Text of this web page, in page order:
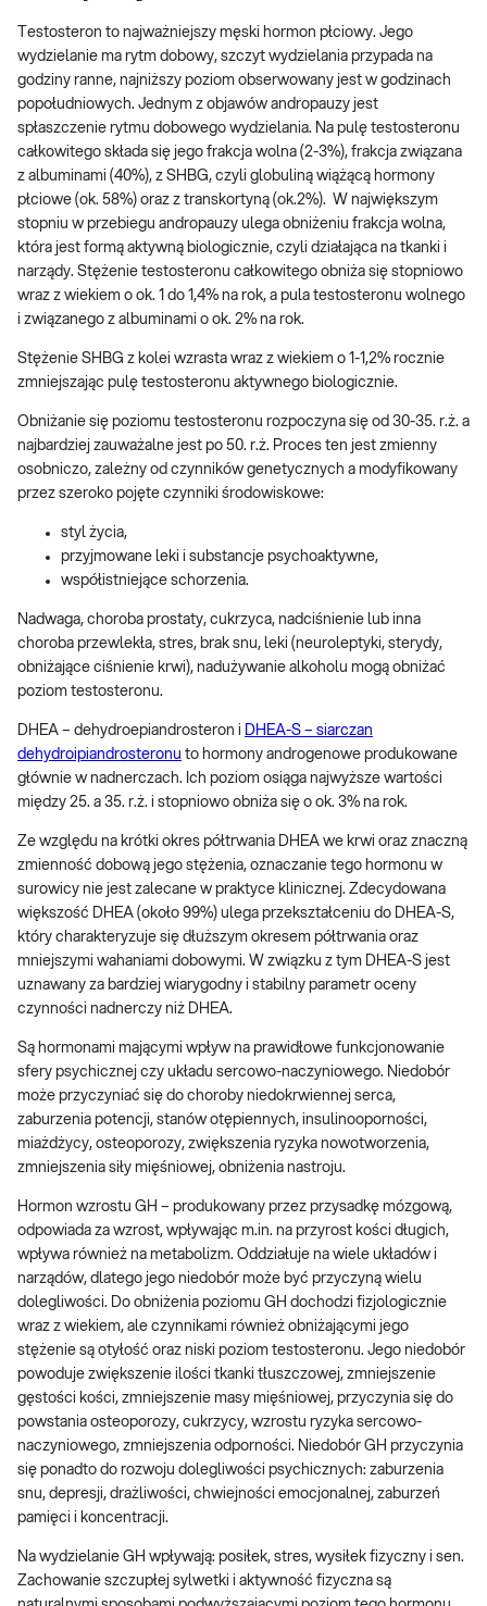
Testosteron to najważniejszy męski hormon płciowy. Jego
wydzielanie ma rytm dobowy, szczyt wydzielania przypada na
godziny ranne, najniższy poziom obserwowany jest w godzinach
popołudniowych. Jednym z objawów andropauzy jest
spłaszczenie rytmu dobowego wydzielania. Na pulę testosteronu
całkowitego składa się jego frakcja wolna (2-3%), frakcja związana
z albuminami (40%), z SHBG, czyli globuliną wiążącą hormony
płciowe (ok. 58%) oraz z transkortyną (ok.2%). W największym
stopniu w przebiegu andropauzy ulega obniżeniu frakcja wolna,
która jest formą aktywną biologicznie, czyli działająca na tkanki i
narządy. Stężenie testosteronu całkowitego obniża się stopniowo
wraz z wiekiem o ok. 1 do 1,4% na rok, a pula testosteronu wolnego
i związanego z albuminami o ok. 2% na rok.
Stężenie SHBG z kolei wzrasta wraz z wiekiem o 1-1,2% rocznie
zmniejszając pulę testosteronu aktywnego biologicznie.
Obniżanie się poziomu testosteronu rozpoczyna się od 30-35. r.ż. a
najbardziej zauważalne jest po 50. r.ż. Proces ten jest zmienny
osobniczo, zależny od czynników genetycznych a modyfikowany
przez szeroko pojęte czynniki środowiskowe:
styl życia,
przyjmowane leki i substancje psychoaktywne,
współistniejące schorzenia.
Nadwaga, choroba prostaty, cukrzyca, nadciśnienie lub inna
choroba przewlekła, stres, brak snu, leki (neuroleptyki, sterydy,
obniżające ciśnienie krwi), nadużywanie alkoholu mogą obniżać
poziom testosteronu.
DHEA – dehydroepiandrosteron i DHEA-S – siarczan
dehydroipiandrosteronu to hormony androgenowe produkowane
głównie w nadnerczach. Ich poziom osiąga najwyższe wartości
między 25. a 35. r.ż. i stopniowo obniża się o ok. 3% na rok.
Ze względu na krótki okres półtrwania DHEA we krwi oraz znaczną
zmienność dobową jego stężenia, oznaczanie tego hormonu w
surowicy nie jest zalecane w praktyce klinicznej. Zdecydowana
większość DHEA (około 99%) ulega przekształceniu do DHEA-S,
który charakteryzuje się dłuższym okresem półtrwania oraz
mniejszymi wahaniami dobowymi. W związku z tym DHEA-S jest
uznawany za bardziej wiarygodny i stabilny parametr oceny
czynności nadnerczy niż DHEA.
Są hormonami mającymi wpływ na prawidłowe funkcjonowanie
sfery psychicznej czy układu sercowo-naczyniowego. Niedobór
może przyczyniać się do choroby niedokrwiennej serca,
zaburzenia potencji, stanów otępiennych, insulinooporności,
miażdżycy, osteoporozy, zwiększenia ryzyka nowotworzenia,
zmniejszenia siły mięśniowej, obniżenia nastroju.
Hormon wzrostu GH – produkowany przez przysadkę mózgową,
odpowiada za wzrost, wpływając m.in. na przyrost kości długich,
wpływa również na metabolizm. Oddziałuje na wiele układów i
narządów, dlatego jego niedobór może być przyczyną wielu
dolegliwości. Do obniżenia poziomu GH dochodzi fizjologicznie
wraz z wiekiem, ale czynnikami również obniżającymi jego
stężenie są otyłość oraz niski poziom testosteronu. Jego niedobór
powoduje zwiększenie ilości tkanki tłuszczowej, zmniejszenie
gęstości kości, zmniejszenie masy mięśniowej, przyczynia się do
powstania osteoporozy, cukrzycy, wzrostu ryzyka sercowo-
naczyniowego, zmniejszenia odporności. Niedobór GH przyczynia
się ponadto do rozwoju dolegliwości psychicznych: zaburzenia
snu, depresji, drażliwości, chwiejności emocjonalnej, zaburzeń
pamięci i koncentracji.
Na wydzielanie GH wpływają: posiłek, stres, wysiłek fizyczny i sen.
Zachowanie szczupłej sylwetki i aktywność fizyczna są